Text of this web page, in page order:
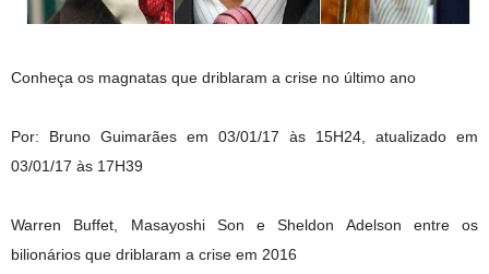
Conheça os magnatas que driblaram a crise no último ano
Por: Bruno Guimarães em 03/01/17 às 15H24, atualizado em
03/01/17 às 17H39
Warren Buffet, Masayoshi Son e Sheldon Adelson entre os
bilionários que driblaram a crise em 2016